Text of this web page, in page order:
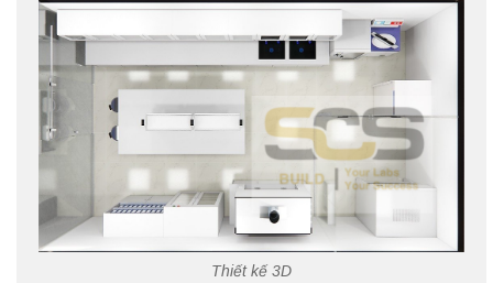
Thiết kế 3D